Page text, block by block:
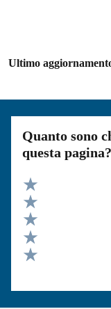
Ultimo
Quanto sono
questa pagina?
Valuta 5 stelle su 5
Valuta 4 stelle su 5
Valuta 3 stelle su 5
Valuta 2 stelle su 5